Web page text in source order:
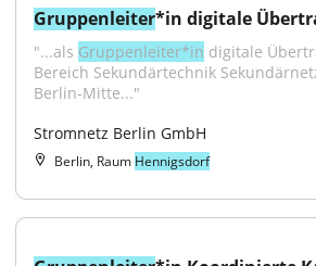
Gruppenleiter*in digitale
"...als Gruppenleiter*in digitale
Bereich Sekundärtechnik
Berlin-Mitte..."
Stromnetz Berlin GmbH
Berlin, Raum Hennigsdorf